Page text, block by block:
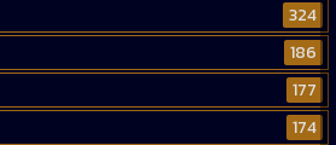
324
186
177
174